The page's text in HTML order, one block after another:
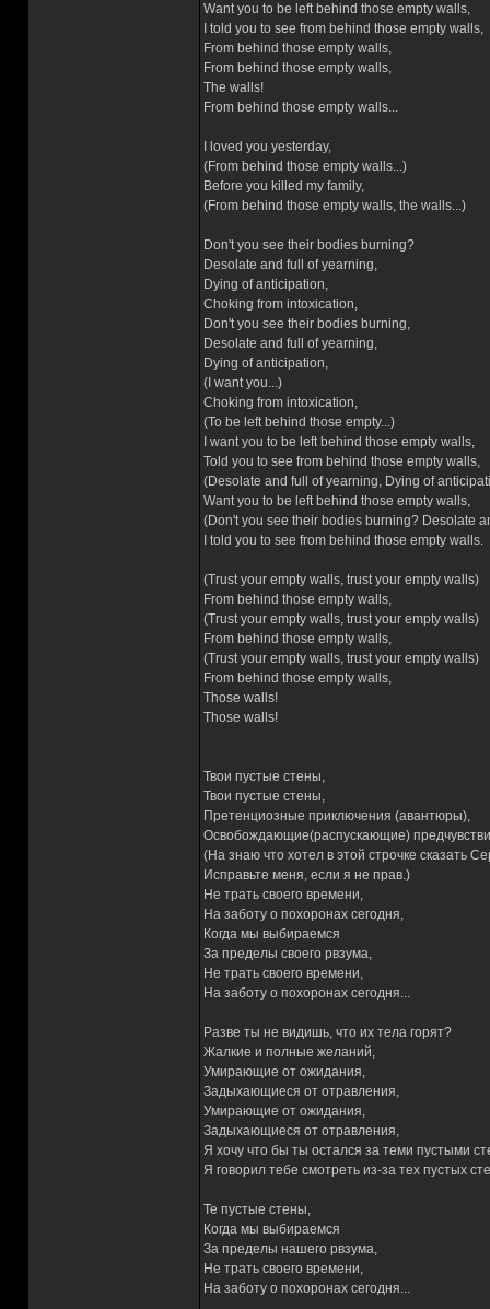
Want you to be left behind those empty walls,
I told you to see from behind those empty walls,
From behind those empty walls,
From behind those empty walls,
The walls!
From behind those empty walls...
I loved you yesterday,
(From behind those empty walls...)
Before you killed my family,
(From behind those empty walls, the walls...)
Don't you see their bodies burning?
Desolate and full of yearning,
Dying of anticipation,
Choking from intoxication,
Don't you see their bodies burning,
Desolate and full of yearning,
Dying of anticipation,
(I want you...)
Choking from intoxication,
(To be left behind those empty...)
I want you to be left behind those empty walls,
Told you to see from behind those empty walls,
(Desolate and full of yearning, Dying of
Want you to be left behind those empty walls,
(Don't you see their bodies burning? Desolate
I told you to see from behind those empty walls.
(Trust your empty walls, trust your empty walls)
From behind those empty walls,
(Trust your empty walls, trust your empty walls)
From behind those empty walls,
(Trust your empty walls, trust your empty walls)
From behind those empty walls,
Those walls!
Those walls!
Твои пустые стены,
Твои пустые стены,
Претенциозные приключения (авантюры),
Освобождающие(распускающие)
(На знаю что хотел в этой строчке сказать
Исправьте меня, если я не прав.)
Не трать своего времени,
На заботу о похоронах сегодня,
Когда мы выбираемся
За пределы своего рвзума,
Не трать своего времени,
На заботу о похоронах сегодня...
Разве ты не видишь, что их тела горят?
Жалкие и полные желаний,
Умирающие от ожидания,
Задыхающиеся от отравления,
Умирающие от ожидания,
Задыхающиеся от отравления,
Я хочу что бы ты остался за теми пустыми
Я говорил тебе смотреть из-за тех пустых
Те пустые стены,
Когда мы выбираемся
За пределы нашего рвзума,
Не трать своего времени,
На заботу о похоронах сегодня...